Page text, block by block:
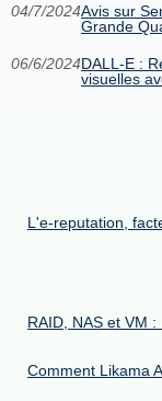
04/7/2024Avis sur
Grande
06/6/2024DALL-E :
visuelles
L'e-reputation,
RAID, NAS et VM :
Comment Likama